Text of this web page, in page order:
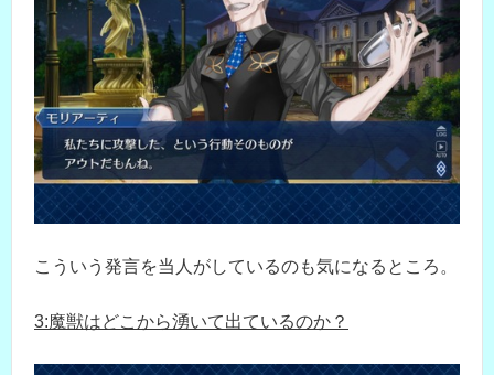
こういう発言を当人がしているのも気になるところ。
3:魔獣はどこから湧いて出ているのか？